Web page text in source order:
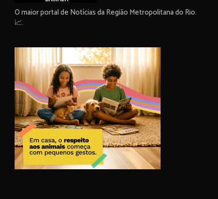
O maior portal de Notícias da Região Metropolitana do Rio.
📈.